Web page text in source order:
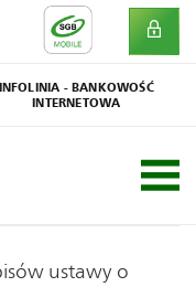
INFOLINIA - BANKOWOŚĆ
INTERNETOWA
ustawy o